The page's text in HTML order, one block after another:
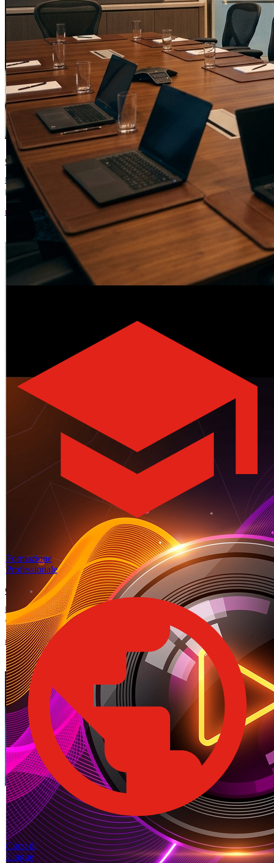
DIGITAL COLLABORATION SPECIALIST
CYBER SECURITY SPECIALIST
BUSINESS AI SPECIALIST
•
MULTIMEDIA CONTENT CREATOR
Formazione
Professionale
Corsi di
Lingue
Come scrivere un CV che ottiene colloqui
La struttura, gli errori da evitare e gli esempi pratici per superare i
primi 30 secondi di screening.
LEGGI L'ARTICOLO
Come affrontare un colloquio di lavoro con successo
Preparazione, domande frequenti e comunicazione non verbale: la
guida completa al colloquio.
LEGGI L'ARTICOLO